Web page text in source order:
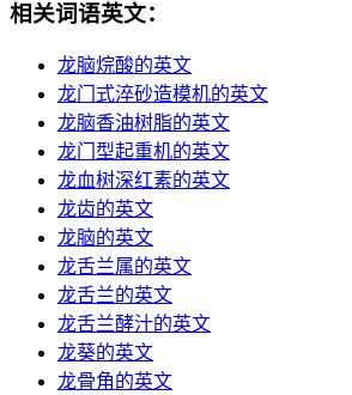
相关词语英文：
龙脑烷酸的英文
龙门式淬砂造模机的英文
龙脑香油树脂的英文
龙门型起重机的英文
龙血树深红素的英文
龙齿的英文
龙脑的英文
龙舌兰属的英文
龙舌兰的英文
龙舌兰酵汁的英文
龙葵的英文
龙骨角的英文